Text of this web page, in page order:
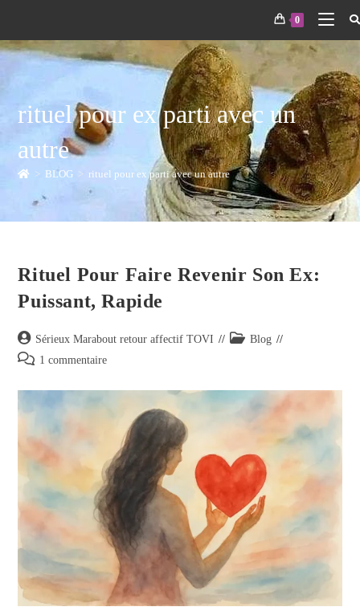
0
rituel pour ex parti avec un
autre
> BLOG > rituel pour ex parti avec un autre
Rituel Pour Faire Revenir Son Ex:
Puissant, Rapide
Sérieux Marabout retour affectif TOVI
Blog
1 commentaire